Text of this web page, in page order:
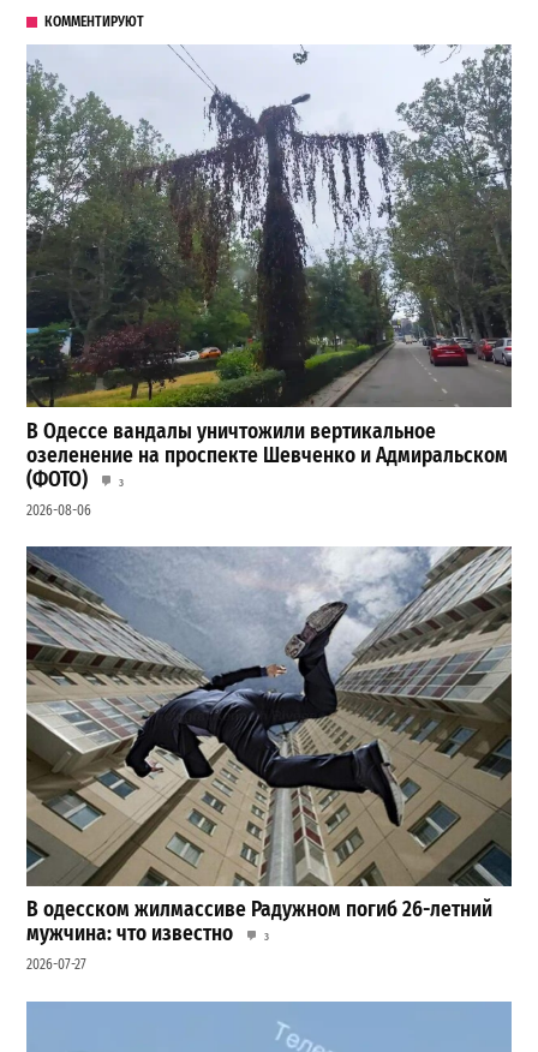
КОММЕНТИРУЮТ
В Одессе вандалы уничтожили вертикальное
озеленение на проспекте Шевченко и Адмиральском
(ФОТО)
3
2026-08-06
В одесском жилмассиве Радужном погиб 26-летний
мужчина: что известно
3
2026-07-27